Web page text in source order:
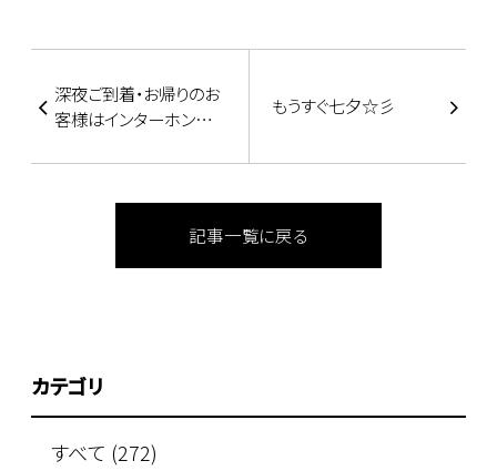
深夜ご到着・お帰りのお
客様はインターホンと
用くださいませ♪
もうすぐ七夕☆彡
記事一覧に戻る
カテゴリ
すべて (272)